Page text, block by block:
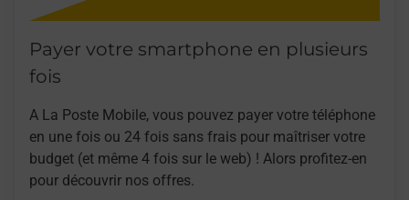
Payer votre smartphone en plusieurs
fois
A La Poste Mobile, vous pouvez payer votre téléphone
en une fois ou 24 fois sans frais pour maîtriser votre
budget (et même 4 fois sur le web) ! Alors profitez-en
pour découvrir nos offres.